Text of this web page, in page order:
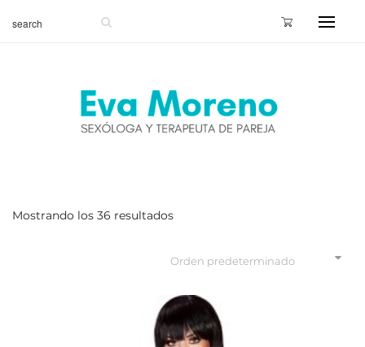
Mostrando los 36 resultados